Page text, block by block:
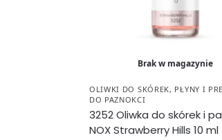
Brak w magazynie
OLIWKI DO SKÓREK, PŁYNY I
DO PAZNOKCI
3252 Oliwka do skórek i
NOX Strawberry Hills 10 ml